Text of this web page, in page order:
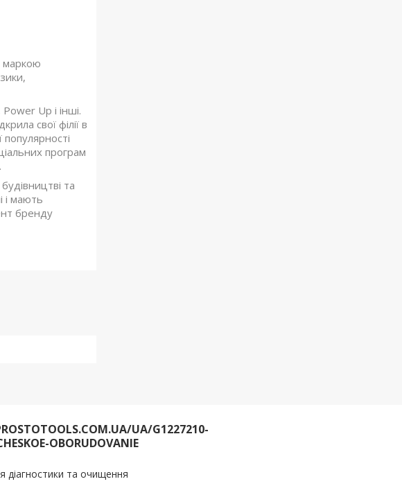
маркою
Up і інші.
свої філії в
популярності
програм
та
і мають
бренду
UA/G1227210-
OBORUDOVANIE
діагностики та очищення